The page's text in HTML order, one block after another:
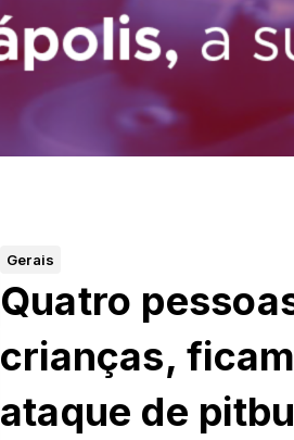
Gerais
Quatro
crianças,
ataque de